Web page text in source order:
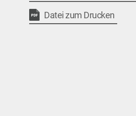
Datei zum Drucken